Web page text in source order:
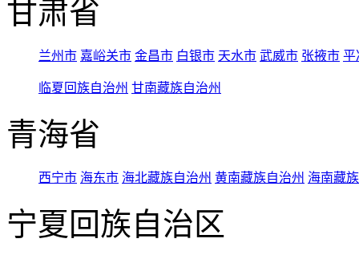
甘肃省
兰州市 嘉峪关市 金昌市 白银市 天水市 武威市 张掖市 平
临夏回族自治州 甘南藏族自治州
青海省
西宁市 海东市 海北藏族自治州 黄南藏族自治州 海南藏
宁夏回族自治区